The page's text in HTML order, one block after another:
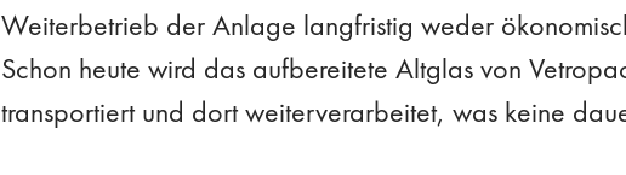
Weiterbetrieb der Anlage langfristig weder
Schon heute wird das aufbereitete Altglas von
transportiert und dort weiterverarbeitet, was keine